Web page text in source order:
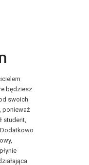
będziesz
swoich
ponieważ
student,